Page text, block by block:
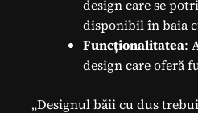
design care se
disponibil în baia
Funcționalitatea:
design care oferă
„Designul băii cu dus